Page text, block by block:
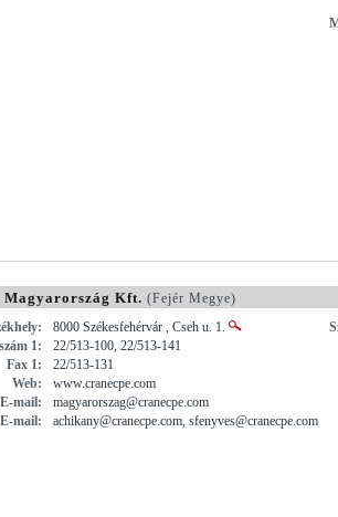
Magyarország Kft. (Fejér Megye)
8000 Székesfehérvár , Cseh u. 1.
1:
22/513-100, 22/513-141
Fax 1:
22/513-131
Web:
www.cranecpe.com
E-mail:
magyarorszag@cranecpe.com
E-mail:
achikany@cranecpe.com, sfenyves@cranecpe.com